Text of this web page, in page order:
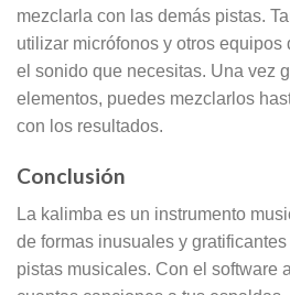
mezclarla con las demás pistas.
utilizar micrófonos y otros equipos
el sonido que necesitas. Una vez
elementos, puedes mezclarlos
con los resultados.
Conclusión
La kalimba es un instrumento
de formas inusuales y
pistas musicales. Con el software